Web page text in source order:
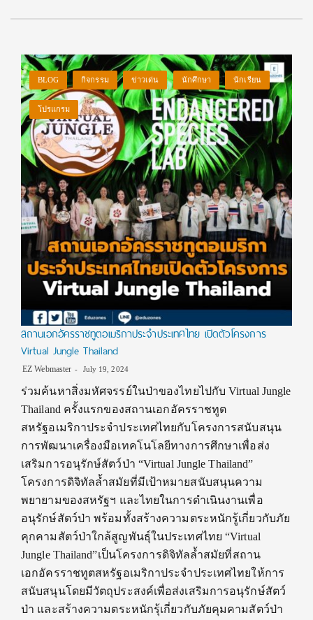
BLOG กิจกรรม ข่าวเด่น นักศึกษา นักเรียน
โปรแกรม
สถานเอกอัครราชทูตอเมริกาประจำประเทศไทย เปิดตัวโครงการ
Virtual Jungle Thailand
EZ Webmaster July 19, 2024
ร่วมค้นหาสิ่งมหัศจรรย์ในป่าของไทยไปกับ Virtual Jungle
Thailand ครั้งแรกของสถานเอกอัครราชทูต
สหรัฐอเมริกาประจำประเทศไทยกับโครงการสนับสนุน
การพัฒนาเครื่องมือเทคโนโลยีทางการศึกษาเพื่อส่ง
เสริมการอนุรักษ์สัตว์ป่า “Virtual Jungle Thailand”
โครงการดิจิทัลล้ำสมัยที่มีเป้าหมายสนับสนุนความ
พยายามของสหรัฐฯ และไทยในการดำเนินงานเพื่อ
อนุรักษ์สัตว์ป่า พร้อมทั้งสร้างความตระหนักรู้เกี่ยวกับภัย
คุกคามสัตว์ป่าใกล้สูญพันธุ์ในประเทศไทย “Virtual
Jungle Thailand”เป็นโครงการดิจิทัลล้ำสมัยที่สถาน
เอกอัครราชทูตสหรัฐอเมริกาประจำประเทศไทยให้การ
สนับสนุนโดยมีวัตถุประสงค์เพื่อส่งเสริมการอนุรักษ์สัตว์
ป่า และสร้างความตระหนักรุ้เกี่ยวกับภัยคุมคามสัตว์ป่า